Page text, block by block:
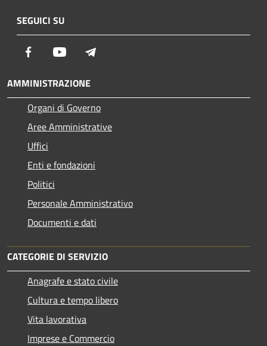
SEGUICI SU
Facebook Youtube
AMMINISTRAZIONE
Organi di Governo
Aree Amministrative
Uffici
Enti e fondazioni
Politici
Personale Amministrativo
Documenti e dati
CATEGORIE DI SERVIZIO
Anagrafe e stato civile
Cultura e tempo libero
Vita lavorativa
Imprese e Commercio